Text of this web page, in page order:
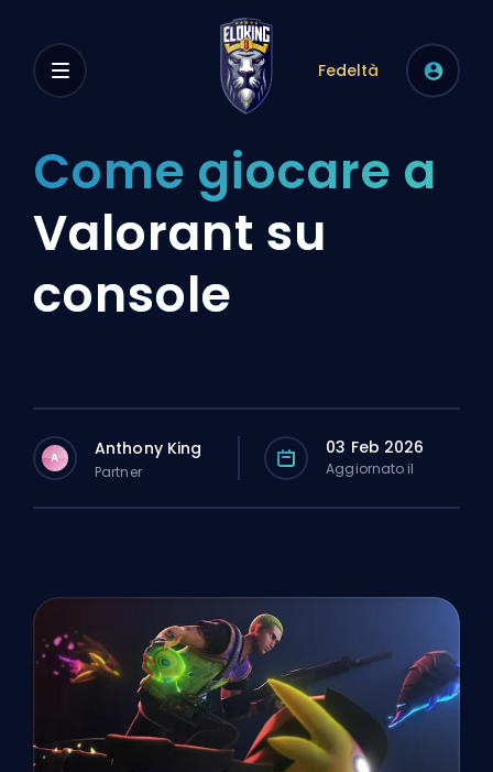
Fedeltà
Come giocare a
Valorant su
console
A Anthony King
Partner
03 Feb 2026
Aggiornato il